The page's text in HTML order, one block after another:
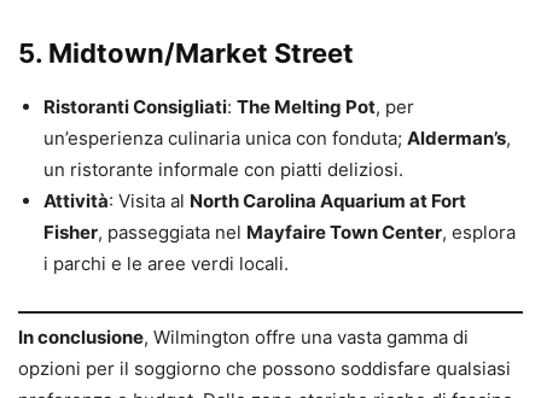
5. Midtown/Market Street
Ristoranti Consigliati: The Melting Pot, per
un’esperienza culinaria unica con fonduta; Alderman’s,
un ristorante informale con piatti deliziosi.
Attività: Visita al North Carolina Aquarium at Fort
Fisher, passeggiata nel Mayfaire Town Center, esplora
i parchi e le aree verdi locali.
In conclusione, Wilmington offre una vasta gamma di
opzioni per il soggiorno che possono soddisfare qualsiasi